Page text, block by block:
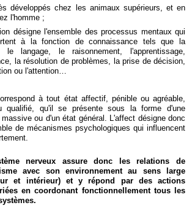
développés chez les animaux supérieurs, et en
l'homme ;
désigne l'ensemble des processus mentaux qui
à la fonction de connaissance tels que la
le langage, le raisonnement, l'apprentissage,
la résolution de problèmes, la prise de décision,
ou l'attention…
à tout état affectif, pénible ou agréable,
qualifié, qu'il se présente sous la forme d'une
ou d'un état général. L'affect désigne donc
de mécanismes psychologiques qui influencent
nerveux assure donc les relations de
avec son environnement au sens large
et intérieur) et y répond par des actions
en coordonant fonctionnellement tous les